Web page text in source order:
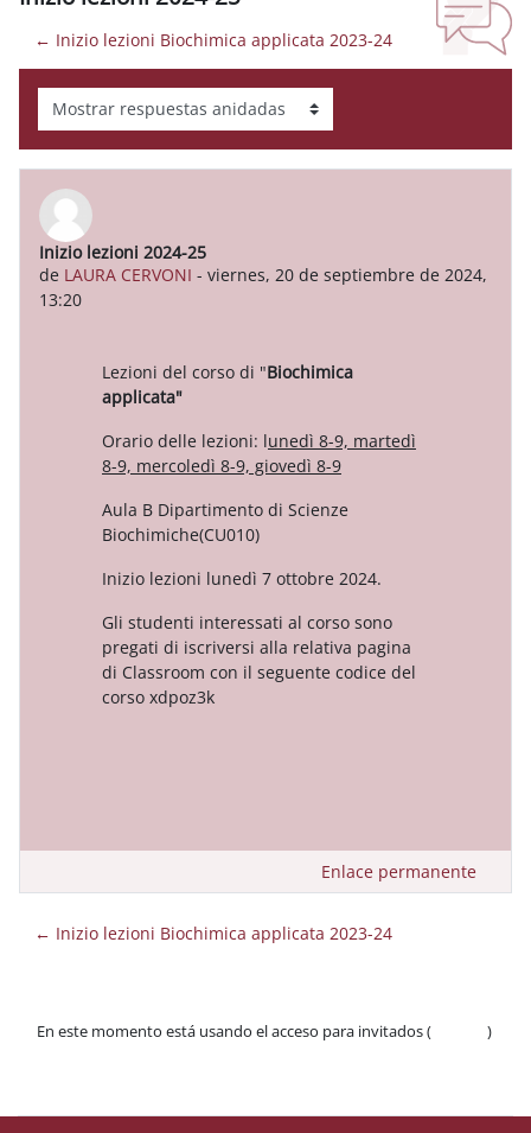
← Inizio lezioni Biochimica applicata 2023-24
Mostrar modo
Inizio lezioni 2024-25
de LAURA CERVONI - viernes, 20 de septiembre de 2024,
13:20
Número de respuestas: 0
Lezioni del corso di "Biochimica
applicata"
Orario delle lezioni: lunedì 8-9, martedì
8-9, mercoledì 8-9, giovedì 8-9
Aula B Dipartimento di Scienze
Biochimiche(CU010)
Inizio lezioni lunedì 7 ottobre 2024.
Gli studenti interessati al corso sono
pregati di iscriversi alla relativa pagina
di Classroom con il seguente codice del
corso xdpoz3k
Enlace permanente
← Inizio lezioni Biochimica applicata 2023-24
En este momento está usando el acceso para invitados (
)